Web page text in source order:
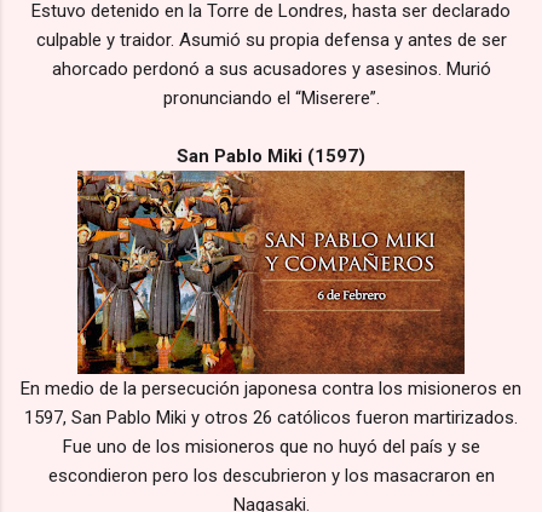
Estuvo detenido en la Torre de Londres, hasta ser declarado
culpable y traidor. Asumió su propia defensa y antes de ser
ahorcado perdonó a sus acusadores y asesinos. Murió
pronunciando el “Miserere”.
San Pablo Miki (1597)
En medio de la persecución japonesa contra los misioneros en
1597, San Pablo Miki y otros 26 católicos fueron martirizados.
Fue uno de los misioneros que no huyó del país y se
escondieron pero los descubrieron y los masacraron en
Nagasaki.